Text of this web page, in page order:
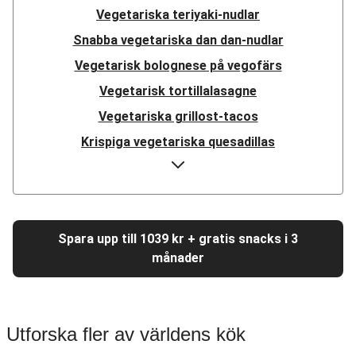
Vegetariska teriyaki-nudlar
Snabba vegetariska dan dan-nudlar
Vegetarisk bolognese på vegofärs
Vegetarisk tortillalasagne
Vegetariska grillost-tacos
Krispiga vegetariska quesadillas
Vegetariska fajitas på ostronskivling
Vegetarisk linsbowl
Vegetarisk pulled beans-teriyaki
Vegetarisk medelhavsgryta
Vegetarisk moussaka på vegofärs
Spara upp till 1039 kr + gratis snacks i 3
månader
Utforska fler av världens kök